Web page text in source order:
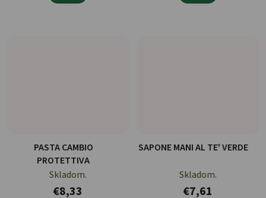
PASTA CAMBIO
PROTETTIVA
Skladom.
€8,33
SAPONE MANI AL TE' VERDE
Skladom.
€7,61